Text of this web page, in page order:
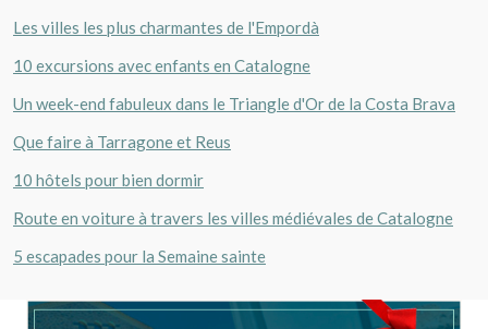
Les villes les plus charmantes de l'Empordà
10 excursions avec enfants en Catalogne
Un week-end fabuleux dans le Triangle d'Or de la Costa Brava
Que faire à Tarragone et Reus
10 hôtels pour bien dormir
Route en voiture à travers les villes médiévales de Catalogne
5 escapades pour la Semaine sainte